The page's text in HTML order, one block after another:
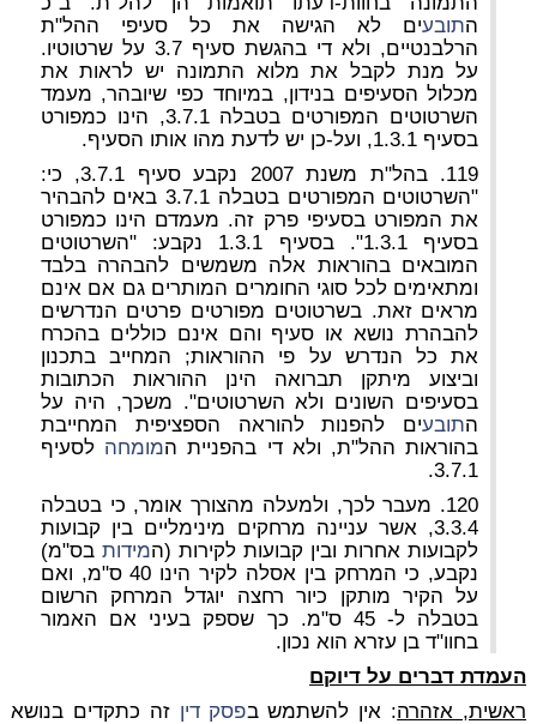
התובעים לא הגישה את כל סעיפי ההל"ת
הרלבנטיים, ולא די בהגשת סעיף 3.7 על שרטוטיו.
על מנת לקבל את מלוא התמונה יש לראות את
מכלול הסעיפים בנידון, במיוחד כפי שיובהר, מעמד
השרטוטים המפורטים בטבלה 3.7.1, הינו כמפורט
בסעיף 1.3.1, ועל-כן יש לדעת מהו אותו הסעיף.
119. בהל"ת משנת 2007 נקבע סעיף 3.7.1, כי:
"השרטוטים המפורטים בטבלה 3.7.1 באים להבהיר
את המפורט בסעיפי פרק זה. מעמדם הינו כמפורט
בסעיף 1.3.1". בסעיף 1.3.1 נקבע: "השרטוטים
המובאים בהוראות אלה משמשים להבהרה בלבד
ומתאימים לכל סוגי החומרים המותרים גם אם אינם
מראים זאת. בשרטוטים מפורטים פרטים הנדרשים
להבהרת נושא או סעיף והם אינם כוללים בהכרח
את כל הנדרש על פי ההוראות; המחייב בתכנון
וביצוע מיתקן תברואה הינן ההוראות הכתובות
בסעיפים השונים ולא השרטוטים". משכך, היה על
התובעים להפנות להוראה הספציפית המחייבת
בהוראות ההל"ת, ולא די בהפניית המומחה לסעיף
3.7.1.
120. מעבר לכך, ולמעלה מהצורך אומר, כי בטבלה
3.3.4, אשר עניינה מרחקים מינימליים בין קבועות
לקבועות אחרות ובין קבועות לקירות (המידות בס"מ)
נקבע, כי המרחק בין אסלה לקיר הינו 40 ס"מ, ואם
על הקיר מותקן כיור רחצה יוגדל המרחק הרשום
בטבלה ל- 45 ס"מ. כך שספק בעיני אם האמור
בחוו"ד בן עזרא הוא נכון.
העמדת דברים על דיוקם
ראשית, אזהרה: אין להשתמש בפסק דין זה כתקדים בנושא